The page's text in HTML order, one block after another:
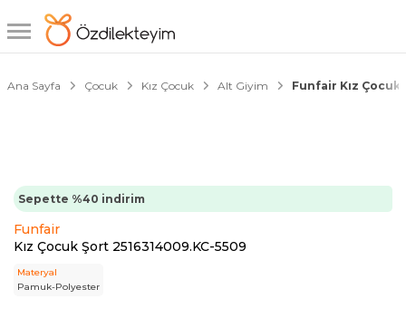
Ana Sayfa Çocuk Kız Çocuk Alt Giyim Funfair Kız Çocuk
Sepette %40 indirim
Funfair
Kız Çocuk Şort 2516314009.KC-5509
Materyal
Pamuk-Polyester
1/2